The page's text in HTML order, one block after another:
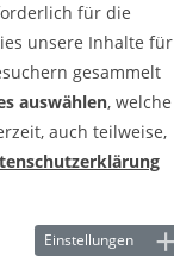
für die
unsere Inhalte für
gesammelt
auswählen, welche
auch teilweise,
Einstellungen